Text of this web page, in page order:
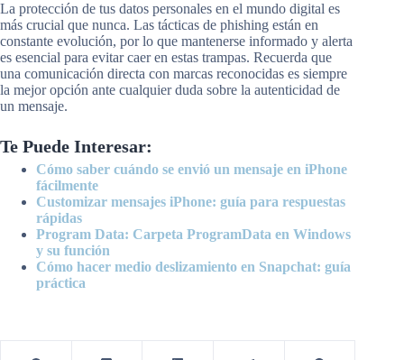
La protección de tus datos personales en el mundo digital es
más crucial que nunca. Las tácticas de phishing están en
constante evolución, por lo que mantenerse informado y alerta
es esencial para evitar caer en estas trampas. Recuerda que
una comunicación directa con marcas reconocidas es siempre
la mejor opción ante cualquier duda sobre la autenticidad de
un mensaje.
Te Puede Interesar:
Cómo saber cuándo se envió un mensaje en iPhone
fácilmente
Customizar mensajes iPhone: guía para respuestas
rápidas
Program Data: Carpeta ProgramData en Windows
y su función
Cómo hacer medio deslizamiento en Snapchat: guía
práctica